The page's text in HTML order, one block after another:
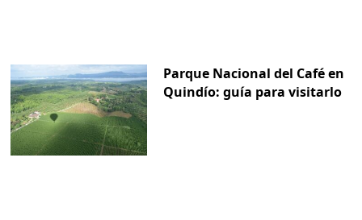
Parque Nacional del Café en
Quindío: guía para visitarlo